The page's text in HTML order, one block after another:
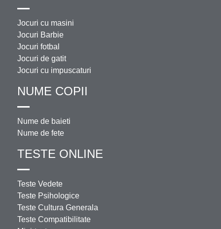
Jocuri cu masini
Jocuri Barbie
Jocuri fotbal
Jocuri de gatit
Jocuri cu impuscaturi
NUME COPII
Nume de baieti
Nume de fete
TESTE ONLINE
Teste Vedete
Teste Psihologice
Teste Cultura Generala
Teste Compatibilitate